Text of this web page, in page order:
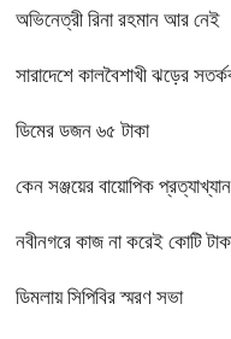
অভিনেত্রী রিনা রহমান আর নেই
সারাদেশে কালবৈশাখী ঝড়ের
ডিমের ডজন ৬৫ টাকা
কেন সঞ্জয়ের বায়োপিক
নবীনগরে কাজ না করেই কোটি
ডিমলায় সিপিবির স্মরণ সভা